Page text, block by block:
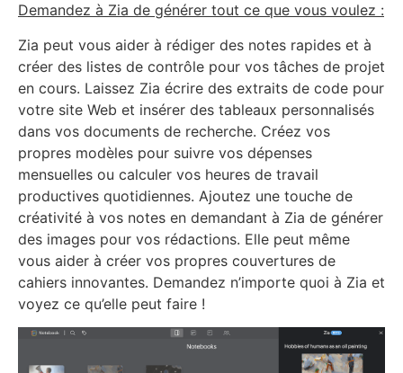
Demandez à Zia de générer tout ce que vous voulez :
Zia peut vous aider à rédiger des notes rapides et à
créer des listes de contrôle pour vos tâches de projet
en cours. Laissez Zia écrire des extraits de code pour
votre site Web et insérer des tableaux personnalisés
dans vos documents de recherche. Créez vos
propres modèles pour suivre vos dépenses
mensuelles ou calculer vos heures de travail
productives quotidiennes. Ajoutez une touche de
créativité à vos notes en demandant à Zia de générer
des images pour vos rédactions. Elle peut même
vous aider à créer vos propres couvertures de
cahiers innovantes. Demandez n’importe quoi à Zia et
voyez ce qu’elle peut faire !